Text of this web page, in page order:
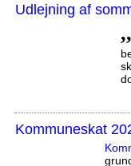
Udlejning af
,,
Kommuneskat